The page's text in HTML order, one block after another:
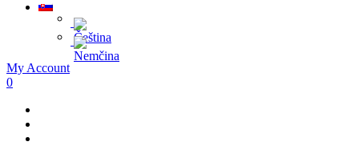
My Account
0